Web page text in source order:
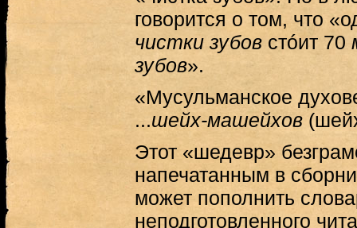
говорится о том, что
чистки зубовстóит 70
зубов».
«Мусульманское
...шейх-машейхов
Этот «шедевр»
напечатанным в
может пополнить
неподготовленного